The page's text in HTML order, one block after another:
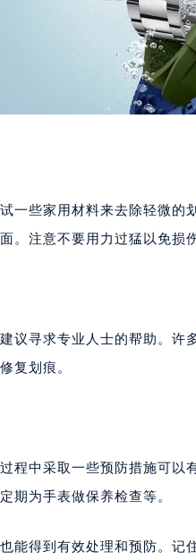
大路727号中银大厦A座(旺进
高架桥路33号亨特国际金融中
路928号同德昆明广场写字楼
山东路39号勒泰中心写字楼B
正街88号华侨城长安国际中心
东路5号海口华润大厦B座17层
东道100号万达广场写字楼A
浩特市玉泉区大学西街70号
区西津西路16号兰州中心写
区中央街天梭售后服务中心
区红军路天梭售后服务中心
龙沙区龙华路天梭售后服务
山区新兴大街天梭售后服务
区通河路天梭售后服务中心
一些家用材料来去除轻微
。注意不要用力过猛以免损
议寻求专业人士的帮助。
复划痕。
程中采取一些预防措施可
期为手表做保养检查等。
能得到有效处理和预防。